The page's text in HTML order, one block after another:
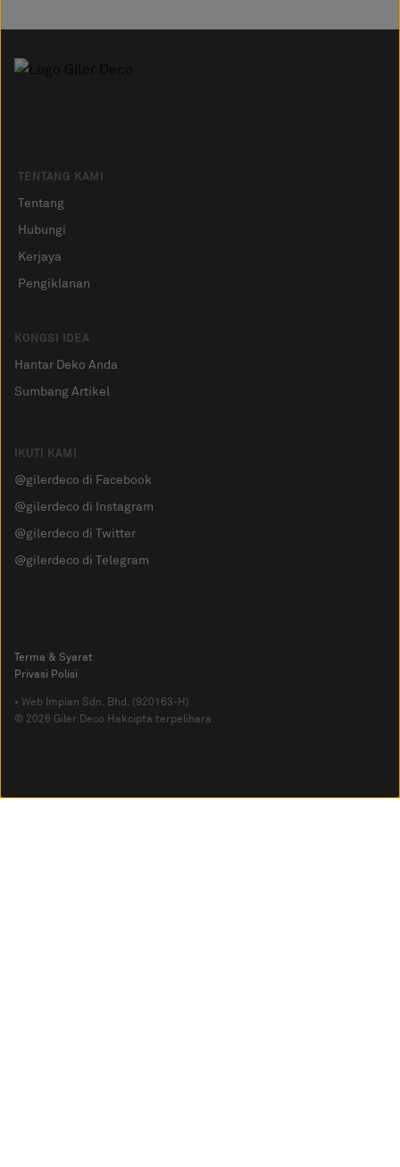
TENTANG KAMI
Tentang
Hubungi
Kerjaya
Pengiklanan
KONGSI IDEA
Hantar Deko Anda
Sumbang Artikel
IKUTI KAMI
@gilerdeco di Facebook
@gilerdeco di Instagram
@gilerdeco di Twitter
@gilerdeco di Telegram
© 2026 Giler Deco Hakcipta terpelihara
• Web Impian Sdn. Bhd. (920163-H)
Privasi Polisi
Terma & Syarat